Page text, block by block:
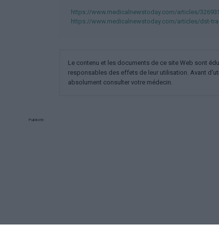
https://www.medicalnewstoday.com/articles/
https://www.medicalnewstoday.com/articles/dst-
Le contenu et les documents de ce site Web sont
responsables des effets de leur utilisation. Avant
absolument consulter votre médecin.
Publicité: